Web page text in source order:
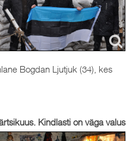
Bogdan Ljutjuk (34), kes
Kindlasti on väga valus